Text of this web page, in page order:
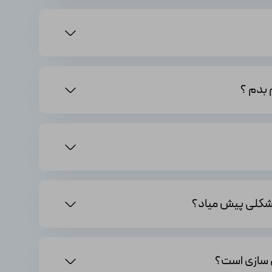
از دنیای مارول، کاربران می‌توانند تجربه‌ منحصربه‌فردی
سازی است؟